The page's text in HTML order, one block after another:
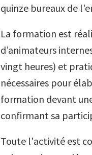
quinze bureaux de
La formation est
d’animateurs
vingt heures) et
nécessaires pour
formation devant
confirmant sa
Toute l'activité est